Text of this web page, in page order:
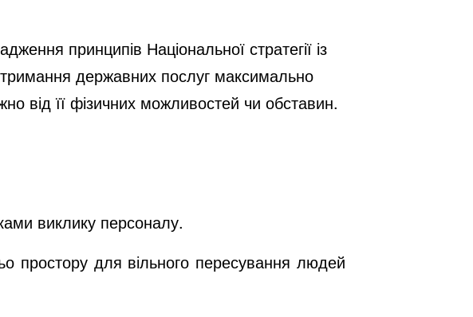
принципів Національної стратегії із
державних послуг максимально
від її фізичних можливостей чи обставин.
виклику персоналу.
простору для вільного пересування людей